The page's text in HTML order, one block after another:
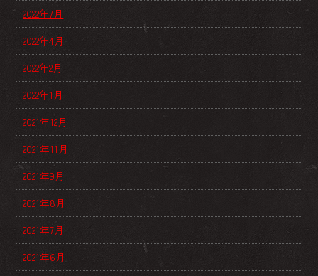
2022年7月
2022年4月
2022年2月
2022年1月
2021年12月
2021年11月
2021年9月
2021年8月
2021年7月
2021年6月